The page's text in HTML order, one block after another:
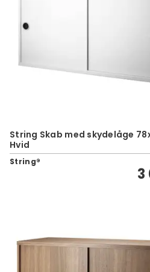
String Skab med skydelåge
Hvid
String®
3